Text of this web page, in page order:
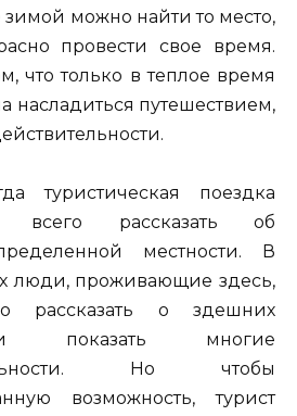
зимой можно найти то место,
провести свое время.
что только в теплое время
насладиться путешествием,
туристическая поездка
всего рассказать об
местности. В
люди, проживающие здесь,
рассказать о здешних
показать многие
Но чтобы
возможность, турист